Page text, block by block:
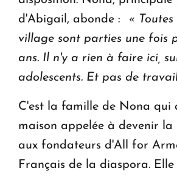
d'Abigail, abonde :
«
village sont parties une fois
ans. Il n'y a rien à faire ici,
adolescents. Et pas de
C'est la famille de Nona qui
maison appelée à devenir la
aux fondateurs d'All for
Français de la diaspora.